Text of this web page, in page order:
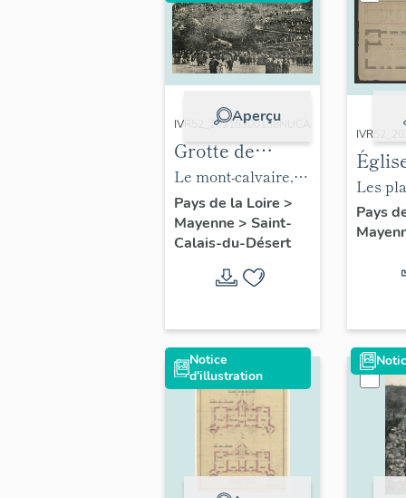
Aperçu
IVR52_20215300138NUCA
Grotte de
Lourdes et
mont calvaire
de la Grotte
Le mont-calvaire,
carte postale du
début du XXe
siècle.
Pays de la Loire >
Mayenne > Saint-
Calais-du-Désert
Les
Pays
Notice
d'illustration